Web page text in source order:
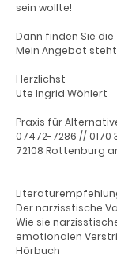
sein wollte!
Dann finden Sie
Mein Angebot
Herzlichst
Ute Ingrid Wöhlert
Praxis für
07472-7286 // 0170
72108 Rottenburg
Der narzisstische
Wie sie
emotionalen
Hörbuch